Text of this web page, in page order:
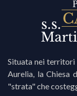
Situata nei territori
Aurelia, la Chiesa
"strata" che